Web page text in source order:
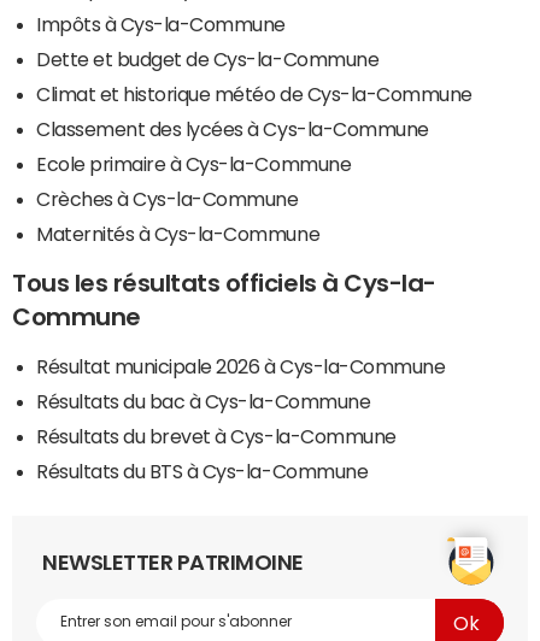
Impôts à Cys-la-Commune
Dette et budget de Cys-la-Commune
Climat et historique météo de Cys-la-Commune
Classement des lycées à Cys-la-Commune
Ecole primaire à Cys-la-Commune
Crèches à Cys-la-Commune
Maternités à Cys-la-Commune
Tous les résultats officiels à Cys-la-
Commune
Résultat municipale 2026 à Cys-la-Commune
Résultats du bac à Cys-la-Commune
Résultats du brevet à Cys-la-Commune
Résultats du BTS à Cys-la-Commune
NEWSLETTER PATRIMOINE